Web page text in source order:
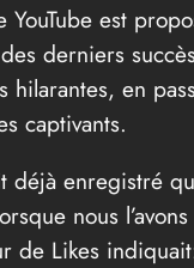
YouTube est
derniers
hilarantes, en
captivants.
déjà enregistré
nous
de Likes